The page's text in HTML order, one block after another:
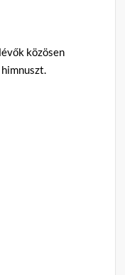
közösen